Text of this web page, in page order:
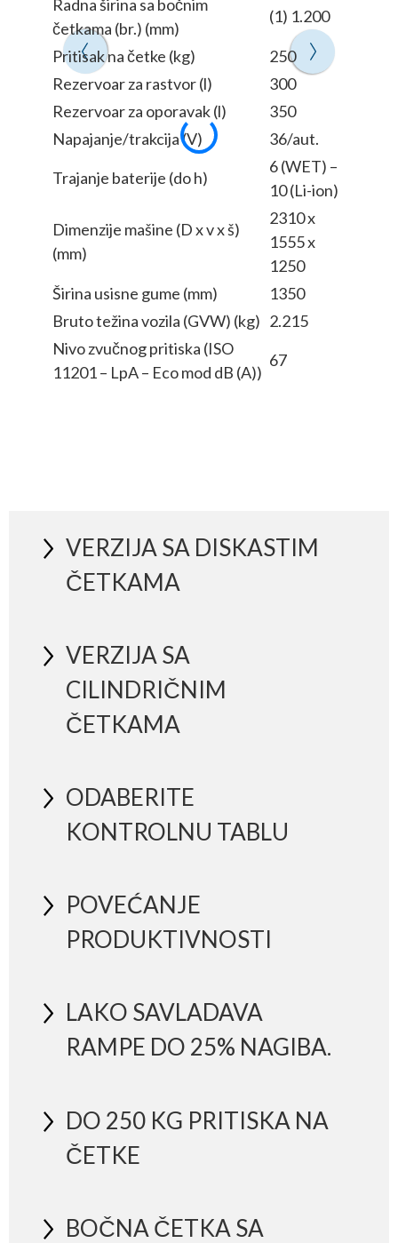
Radna širina sa bočnim
četkama (br.) (mm)
(1) 1.200
Pritisak na četke (kg)
250
Rezervoar za rastvor (l)
300
Rezervoar za oporavak (l)
350
Napajanje/trakcija (V)
36/aut.
Trajanje baterije (do h)
6 (WET) –
10 (Li-ion)
Dimenzije mašine (D x v x š)
(mm)
2310 x
1555 x
1250
Širina usisne gume (mm)
1350
Bruto težina vozila (GVW) (kg) 2.215
Nivo zvučnog pritiska (ISO
11201 – LpA – Eco mod dB (A))
67
VERZIJA SA DISKASTIM
ČETKAMA
VERZIJA SA
CILINDRIČNIM
ČETKAMA
ODABERITE
KONTROLNU TABLU
POVEĆANJE
PRODUKTIVNOSTI
LAKO SAVLADAVA
RAMPE DO 25% NAGIBA.
DO 250 KG PRITISKA NA
ČETKE
BOČNA ČETKA SA